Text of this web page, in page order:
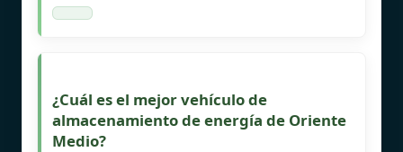
¿Cuál es el mejor vehículo de
almacenamiento de energía de Oriente
Medio?